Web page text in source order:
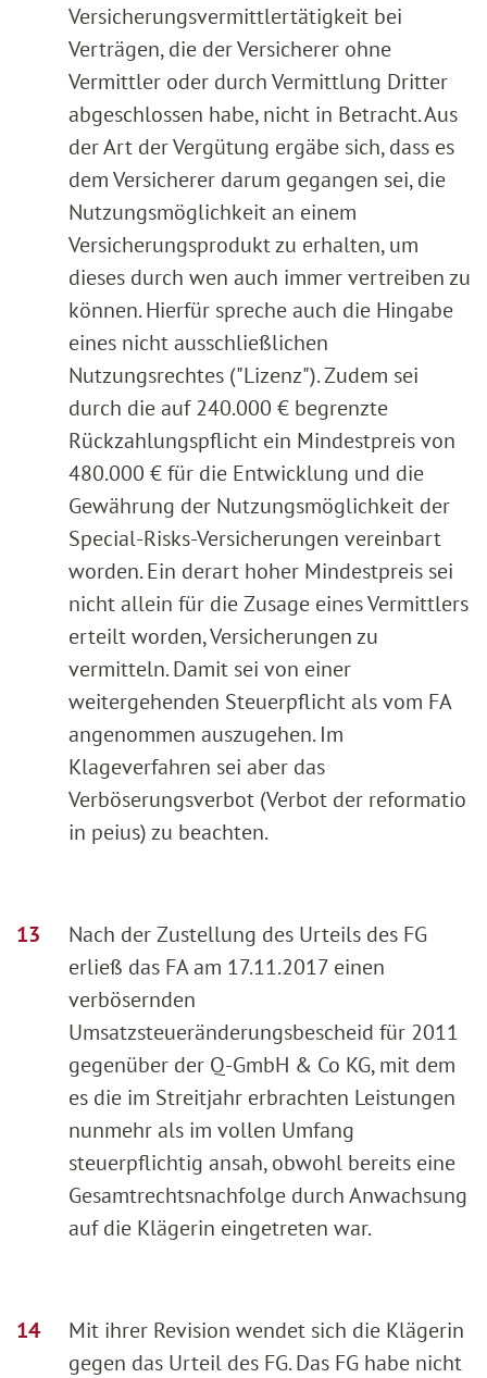
Versicherungsvermittlertätigkeit bei
Verträgen, die der Versicherer ohne
Vermittler oder durch Vermittlung Dritter
abgeschlossen habe, nicht in Betracht. Aus
der Art der Vergütung ergäbe sich, dass es
dem Versicherer darum gegangen sei, die
Nutzungsmöglichkeit an einem
Versicherungsprodukt zu erhalten, um
dieses durch wen auch immer vertreiben zu
können. Hierfür spreche auch die Hingabe
eines nicht ausschließlichen
Nutzungsrechtes ("Lizenz"). Zudem sei
durch die auf 240.000 € begrenzte
Rückzahlungspflicht ein Mindestpreis von
480.000 € für die Entwicklung und die
Gewährung der Nutzungsmöglichkeit der
Special-Risks-Versicherungen vereinbart
worden. Ein derart hoher Mindestpreis sei
nicht allein für die Zusage eines Vermittlers
erteilt worden, Versicherungen zu
vermitteln. Damit sei von einer
weitergehenden Steuerpflicht als vom FA
angenommen auszugehen. Im
Klageverfahren sei aber das
Verböserungsverbot (Verbot der reformatio
in peius) zu beachten.
Nach der Zustellung des Urteils des FG
erließ das FA am 17.11.2017 einen
verbösernden
Umsatzsteueränderungsbescheid für 2011
gegenüber der Q-GmbH & Co KG, mit dem
es die im Streitjahr erbrachten Leistungen
nunmehr als im vollen Umfang
steuerpflichtig ansah, obwohl bereits eine
Gesamtrechtsnachfolge durch Anwachsung
auf die Klägerin eingetreten war.
Mit ihrer Revision wendet sich die Klägerin
gegen das Urteil des FG. Das FG habe nicht